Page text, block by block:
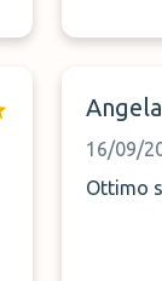
16/09/
Ottimo